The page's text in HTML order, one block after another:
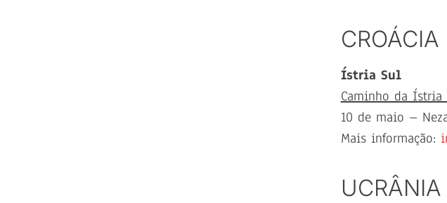
CROÁCIA
Ístria Sul
Caminho da
10 de maio –
Mais informação:
UCRÂNIA